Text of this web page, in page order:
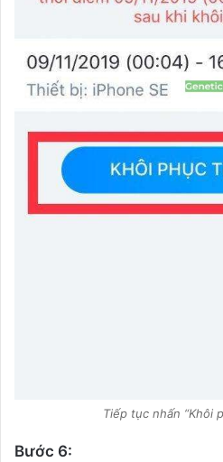
Tiếp tục nhấn “Khôi
Bước 6: